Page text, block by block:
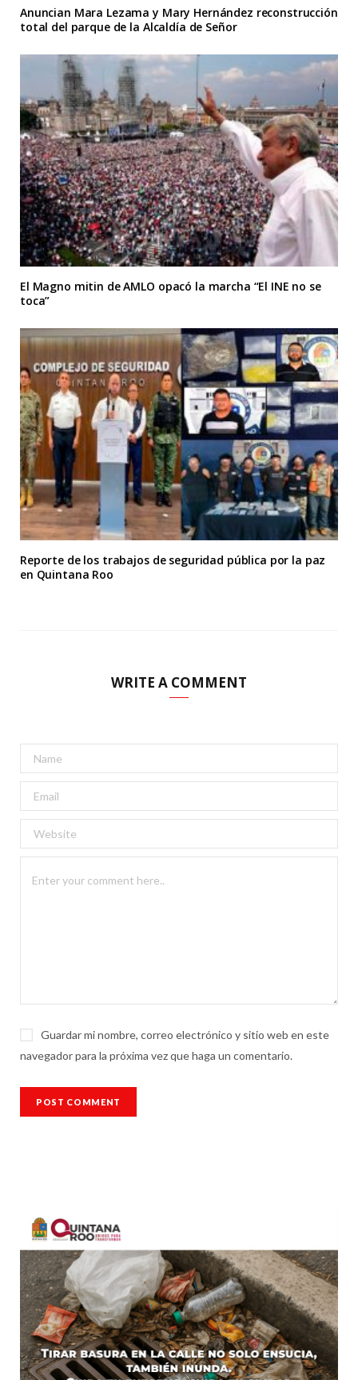
Anuncian Mara Lezama y Mary Hernández reconstrucción
total del parque de la Alcaldía de Señor
El Magno mitin de AMLO opacó la marcha “El INE no se
toca”
Reporte de los trabajos de seguridad pública por la paz
en Quintana Roo
WRITE A COMMENT
Guardar mi nombre, correo electrónico y sitio web en este
navegador para la próxima vez que haga un comentario.